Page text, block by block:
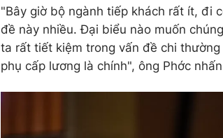
"Bây giờ bộ ngành tiếp khách rất ít, đi
đề này nhiều. Đại biểu nào muốn
ta rất tiết kiệm trong vấn đề chi
phụ cấp lương là chính", ông Phớc